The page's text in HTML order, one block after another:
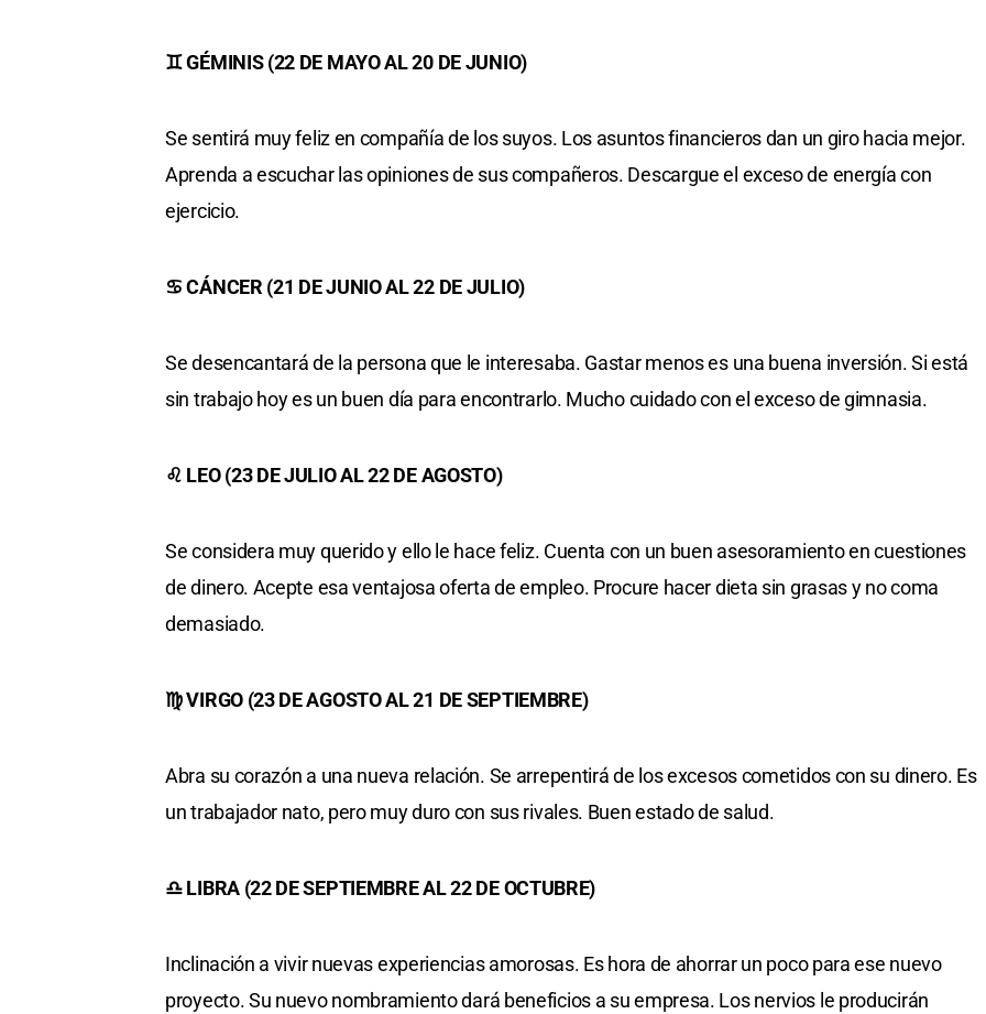
♊ GÉMINIS (22 DE MAYO AL 20 DE JUNIO)
Se sentirá muy feliz en compañía de los suyos. Los asuntos financieros dan un giro hacia mejor.
Aprenda a escuchar las opiniones de sus compañeros. Descargue el exceso de energía con
ejercicio.
♋ CÁNCER (21 DE JUNIO AL 22 DE JULIO)
Se desencantará de la persona que le interesaba. Gastar menos es una buena inversión. Si está
sin trabajo hoy es un buen día para encontrarlo. Mucho cuidado con el exceso de gimnasia.
♌ LEO (23 DE JULIO AL 22 DE AGOSTO)
Se considera muy querido y ello le hace feliz. Cuenta con un buen asesoramiento en cuestiones
de dinero. Acepte esa ventajosa oferta de empleo. Procure hacer dieta sin grasas y no coma
demasiado.
♍ VIRGO (23 DE AGOSTO AL 21 DE SEPTIEMBRE)
Abra su corazón a una nueva relación. Se arrepentirá de los excesos cometidos con su dinero. Es
un trabajador nato, pero muy duro con sus rivales. Buen estado de salud.
♎ LIBRA (22 DE SEPTIEMBRE AL 22 DE OCTUBRE)
Inclinación a vivir nuevas experiencias amorosas. Es hora de ahorrar un poco para ese nuevo
proyecto. Su nuevo nombramiento dará beneficios a su empresa. Los nervios le producirán